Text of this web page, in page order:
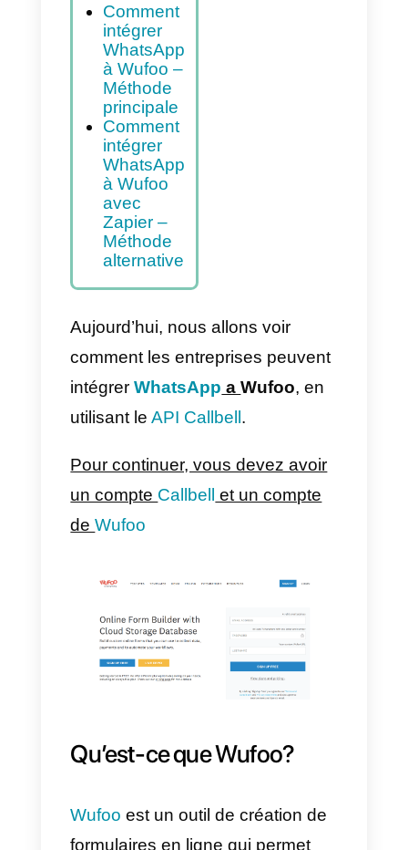
Qu’est-ce
que
Wufoo?
Qu’est-ce
que
Callbell?
Comment
intégrer
WhatsApp
à Wufoo –
Méthode
principale
Comment
intégrer
WhatsApp
à Wufoo
avec
Zapier –
alternative
comment les entreprises peuvent
intégrerWhatsApp aWufoo
utilisant le
API Callbell.
un compteCallbellet un compte